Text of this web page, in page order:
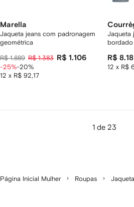
Marella
Jaqueta jeans com padronagem
geométrica
R$ 1.889 R$ 1.383 R$ 1.106
12 x R$ 92,17
-25%-20%
Jaqueta
bordado
R$
12 x R$
1 de 23
Página Inicial Mulher Roupas